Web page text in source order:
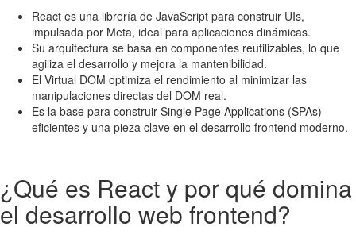
React es una librería de JavaScript para construir UIs,
impulsada por Meta, ideal para aplicaciones dinámicas.
Su arquitectura se basa en componentes reutilizables, lo que
agiliza el desarrollo y mejora la mantenibilidad.
El Virtual DOM optimiza el rendimiento al minimizar las
manipulaciones directas del DOM real.
Es la base para construir Single Page Applications (SPAs)
eficientes y una pieza clave en el desarrollo frontend moderno.
¿Qué es React y por qué domina
el desarrollo web frontend?